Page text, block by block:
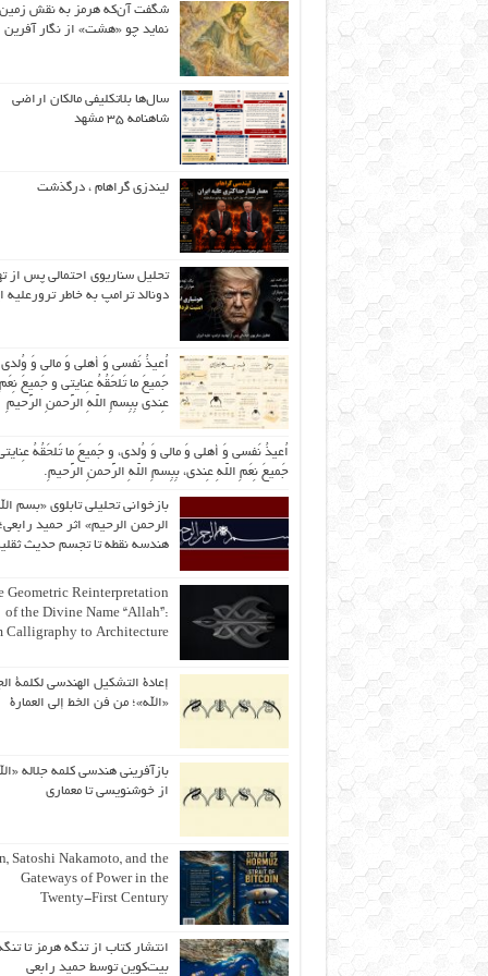
شگفت آن‌که هرمز به نقش زمین
نماید چو «هشت» از نگار آفرین
سال‌ها بلاتکلیفی مالکان اراضی
شاهنامه ۳۵ مشهد
لیندزی گراهام ، درگذشت
تحلیل سناریوی احتمالی پس از
دونالد ترامپ به خاطر ترورعلیه
اُعیذُ نَفسی وَ أهلی وَ مالی وَ
جَمیعَ ما تَلحَقُهُ عِنایتی و جَمیعَ نِعَمِ
عِندی بِبِسمِ اللّهِ الرَّحمنِ الرَّحیمِ
اُعیذُ نَفسی وَ أهلی وَ مالی وَ وُلدی، و جَمیعَ ما تَلحَقُهُ
جَمیعَ نِعَمِ اللّهِ عِندی، بِبِسمِ اللّهِ الرَّحمنِ الرَّحیمِ.
بازخوانی تحلیلی تابلوی «بسم
الرحمن الرحیم» اثر حمید رابعی؛
هندسه نقطه تا تجسم حدیث
Geometric Reinterpretation
of the Divine Name “Allah”:
Calligraphy to Architecture
إعادة التشكيل الهندسي لكلمة
«الله»؛ من فن الخط إلى العمارة
بازآفرینی هندسی کلمه جلاله
از خوشنویسی تا معماری
Satoshi Nakamoto, and the
Gateways of Power in the
Twenty-First Century
انتشار کتاب از تنگه هرمز تا
بیت‌کوین توسط حمید رابعی